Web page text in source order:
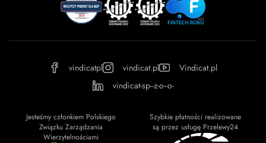
vindicatpl vindicat.pl
Vindicat.pl
vindicat-sp--z-o--o-
Jesteśmy członkiem Polskiego
Związku Zarządzania
Wierzytelnościami
Szybkie płatności realizowane
są przez usługę Przelewy24